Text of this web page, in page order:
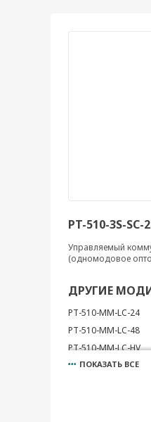
PT-510-3S-SC-
Управляемый
(одномодовое
ДРУГИЕ
PT-510-MM-LC-24
PT-510-MM-LC-48
PT-510-MM-LC-HV
PT-510-MM-SC-24
ПОКАЗАТЬ ВСЕ